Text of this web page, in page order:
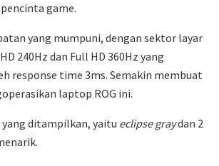
game.
yang mumpuni, dengan sektor layar
240Hz dan Full HD 360Hz yang
response time 3ms. Semakin membuat
laptop ROG ini.
yang ditampilkan, yaitu eclipse graydan 2